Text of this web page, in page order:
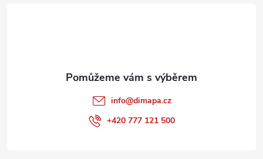
info@dimapa.cz
+420 777 121 500